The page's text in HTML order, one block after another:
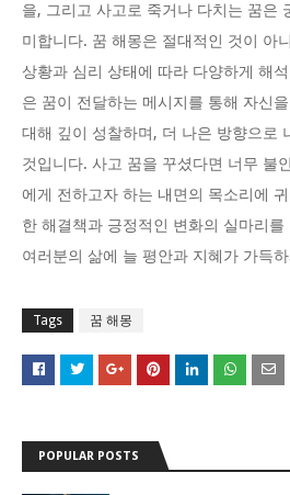
을, 그리고 사고로 죽거나 다치는 꿈은
미합니다. 꿈 해몽은 절대적인 것이 아
상황과 심리 상태에 따라 다양하게 해
은 꿈이 전달하는 메시지를 통해 자신
대해 깊이 성찰하며, 더 나은 방향으로
것입니다. 사고 꿈을 꾸셨다면 너무 불
에게 전하고자 하는 내면의 목소리에
한 해결책과 긍정적인 변화의 실마리
여러분의 삶에 늘 평안과 지혜가 가득
Tags 꿈 해몽
POPULAR POSTS